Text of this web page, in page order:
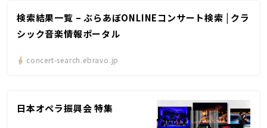
検索結果一覧 – ぶらあぼONLINEコンサート検索 | クラ
シック音楽情報ポータル
concert-search.ebravo.jp
日本オペラ振興会 特集